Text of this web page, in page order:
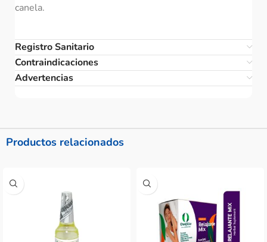
canela.
Registro Sanitario
Contraindicaciones
Advertencias
Productos relacionados